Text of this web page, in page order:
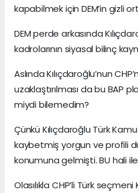
kapabilmek için DEM’in gizli
DEM perde arkasında
kadrolarının siyasal bilinç
Aslında Kılıçdaroğlu’nun
uzaklaştırılması da bu BAP
miydi bilemedim?
Çünkü Kılıçdaroğlu Türk
kaybetmiş yorgun ve profili
konumuna gelmişti. BU hali
Olasılıkla CHP’li Türk